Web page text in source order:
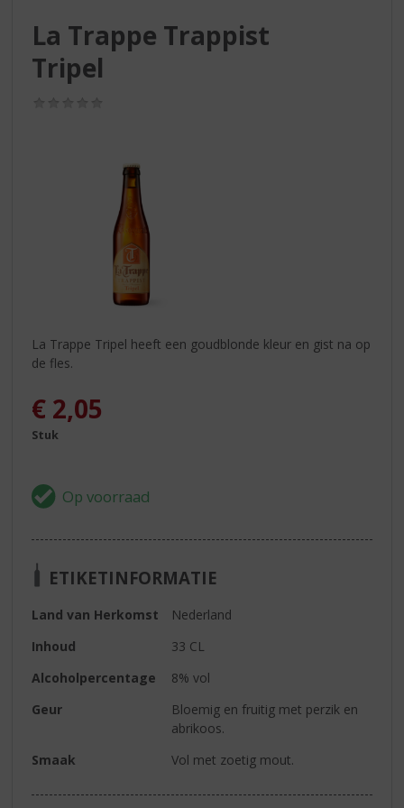
La Trappe Trappist
Tripel
La Trappe Tripel heeft een goudblonde kleur en gist na op
de fles.
€ 2,05
Stuk
ETIKETINFORMATIE
Land van Herkomst
Nederland
Inhoud
33 CL
Alcoholpercentage
8% vol
Geur
Bloemig en fruitig met perzik en
abrikoos.
Smaak
Vol met zoetig mout.